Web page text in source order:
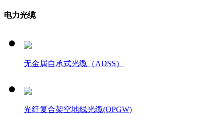
电力光缆
无金属自承式光缆（ADSS）
光纤复合架空地线光缆(OPGW)